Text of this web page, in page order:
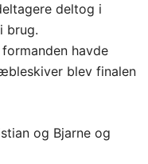
deltog i
brug.
havde
blev finalen
og Bjarne og